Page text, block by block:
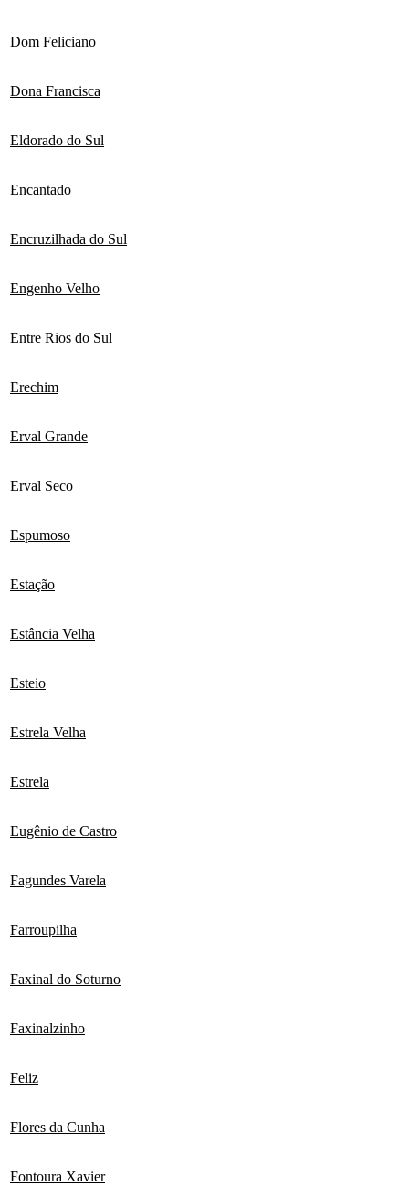
Dom Feliciano
Dona Francisca
Eldorado do Sul
Encantado
Encruzilhada do Sul
Engenho Velho
Entre Rios do Sul
Erechim
Erval Grande
Erval Seco
Espumoso
Estação
Estância Velha
Esteio
Estrela Velha
Estrela
Eugênio de Castro
Fagundes Varela
Farroupilha
Faxinal do Soturno
Faxinalzinho
Feliz
Flores da Cunha
Fontoura Xavier